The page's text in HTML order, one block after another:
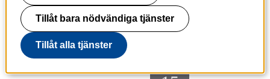
Sista dag att godkänna
kurstillfällen i Kopps
för läsåret VT23/HT23
Tillåt bara nödvändiga tjänster
Tillåt alla tjänster